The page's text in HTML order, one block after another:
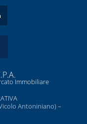
Immobiliare
Antoniniano) –